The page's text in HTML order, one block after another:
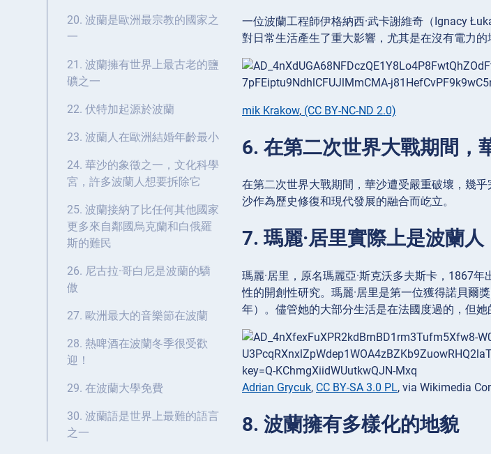
20. 波蘭是歐洲最宗教的國家之
一
21. 波蘭擁有世界上最古老的鹽
礦之一
22. 伏特加起源於波蘭
23. 波蘭人在歐洲結婚年齡最小
24. 華沙的象徵之一，文化科學
宮，許多波蘭人想要拆除它
25. 波蘭接納了比任何其他國家
更多來自鄰國烏克蘭和白俄羅
斯的難民
26. 尼古拉·哥白尼是波蘭的驕
傲
27. 歐洲最大的音樂節在波蘭
28. 熱啤酒在波蘭冬季很受歡
迎！
29. 在波蘭大學免費
30. 波蘭語是世界上最難的語言
之一
一位波蘭工程師伊格納西·武卡謝維奇（Ignacy
對日常生活產生了重大影響，尤其是在沒有電力的
mik Krakow, (CC BY-NC-ND 2.0)
6. 在第二次世界大戰期間，
在第二次世界大戰期間，華沙遭受嚴重破壞，幾
沙作為歷史修復和現代發展的融合而屹立。
7. 瑪麗·居里實際上是波蘭人
瑪麗·居里，原名瑪麗亞·斯克沃多夫斯卡，1867
性的開創性研究。瑪麗·居里是第一位獲得諾貝爾
年）。儘管她的大部分生活是在法國度過的，但
Adrian Grycuk, CC BY-SA 3.0 PL, via Wikimedia
8. 波蘭擁有多樣化的地貌